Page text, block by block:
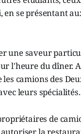
se présentant
une saveur
l'heure du dîner.
camions des
leurs
de